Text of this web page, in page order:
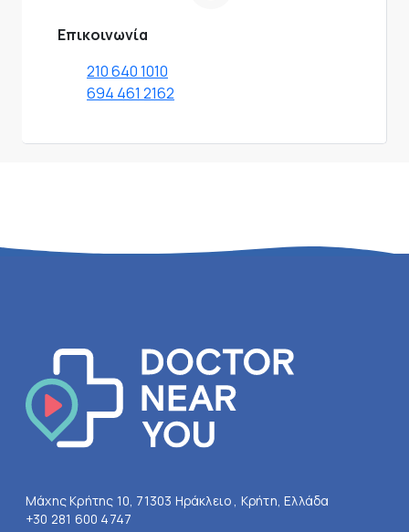
Επικοινωνία
210 640 1010
694 461 2162
Μάχης Κρήτης 10, 71303 Ηράκλειο , Κρήτη, Ελλάδα
+30 281 600 4747